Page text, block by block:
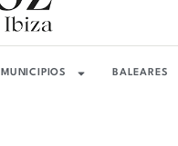
MUNICIPIOS BALEARES